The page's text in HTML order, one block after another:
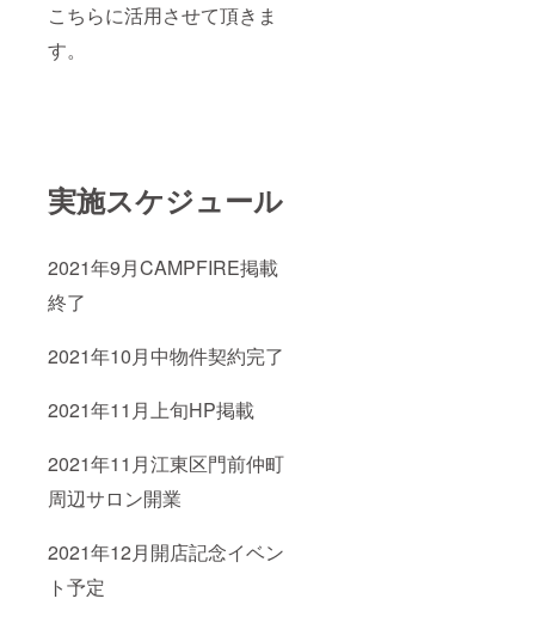
こちらに活用させて頂きま
す。
実施スケジュール
2021年9月CAMPFIRE掲載
終了
2021年10月中物件契約完了
2021年11月上旬HP掲載
2021年11月江東区門前仲町
周辺サロン開業
2021年12月開店記念イベン
ト予定